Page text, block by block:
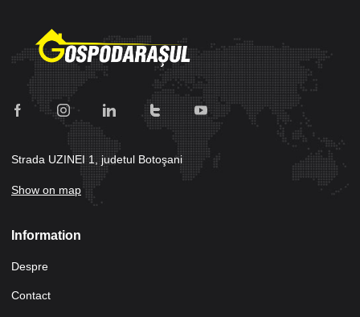
Strada UZINEI 1, judetul Botoşani
Show on map
Information
Despre
Contact